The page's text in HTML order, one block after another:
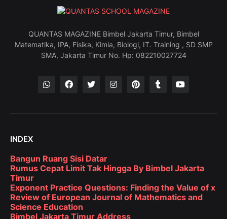
QUANTAS MAGAZINE Bimbel Jakarta Timur, Bimbel
Matematika, IPA, Fisika, Kimia, Biologi, IT. Training , SD SMP
SMA, Jakarta Timur No. Hp: 082210027724
INDEX
Bangun Ruang Sisi Datar
Rumus Cepat Limit Tak Hingga By Bimbel Jakarta
Timur
Exponent Practice Questions: Finding the Value of x
Review of European Journal of Mathematics and
Science Education
Bimbel Jakarta Timur Address